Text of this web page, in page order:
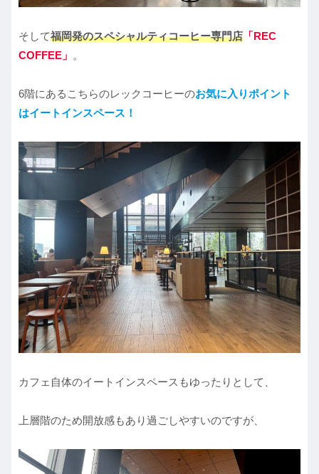
そして福岡発のスペシャルティコーヒー専門店 「REC
COFFEE」 。
6階にあるこちらのレックコーヒーのお気に入りポイント
はイートインスペース！
カフェ自体のイートインスペースもゆったりとして、
上層階のため開放感もあり過ごしやすいのですが、